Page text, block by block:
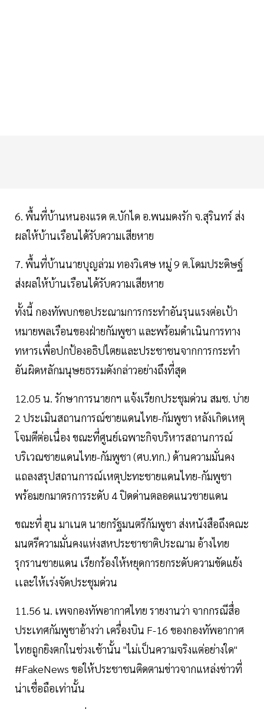
6. พื้นที่บ้านหนองแรด ต.บักได อ.พนมดงรัก จ.สุรินทร์ ส่ง
ผลให้บ้านเรือนได้รับความเสียหาย
7. พื้นที่บ้านนายบุญล่วม ทองวิเศษ หมู่ 9 ต.โดมประดิษฐ์
ส่งผลให้บ้านเรือนได้รับความเสียหาย
ทั้งนี้ กองทัพบกขอประณามการกระทำอันรุนแรงต่อเป้า
หมายพลเรือนของฝ่ายกัมพูชา และพร้อมดำเนินการทาง
ทหารเพื่อปกป้องอธิปไตยและประชาชนจากการกระทำ
อันผิดหลักมนุษยธรรมดังกล่าวอย่างถึงที่สุด
12.05 น. รักษาการนายกฯ แจ้งเรียกประชุมด่วน สมช. บ่าย
2 ประเมินสถานการณ์ชายแดนไทย-กัมพูชา หลังเกิดเหตุ
โจมตีต่อเนื่อง ขณะที่ศูนย์เฉพาะกิจบริหารสถานการณ์
บริเวณชายแดนไทย-กัมพูชา (ศบ.ทก.) ด้านความมั่นคง
แถลงสรุปสถานการณ์เหตุปะทะชายแดนไทย-กัมพูชา
พร้อมยกมาตรการระดับ 4 ปิดด่านตลอดแนวชายแดน
ขณะที่ ฮุน มาเนต นายกรัฐมนตรีกัมพูชา ส่งหนังสือถึงคณะ
มนตรีความมั่นคงแห่งสหประชาชาติประณาม อ้างไทย
รุกรานชายแดน เรียกร้องให้หยุดการยกระดับความขัดแย้ง
เเละให้เร่งจัดประชุมด่วน
11.56 น. เพจกองทัพอากาศไทย รายงานว่า จากกรณีสื่อ
ประเทศกัมพูชาอ้างว่า เครื่องบิน F-16 ของกองทัพอากาศ
ไทยถูกยิงตกในช่วงเช้านั้น "ไม่เป็นความจริงแต่อย่างใด"
#FakeNews ขอให้ประชาชนติดตามข่าวจากแหล่งข่าวที่
น่าเชื่อถือเท่านั้น